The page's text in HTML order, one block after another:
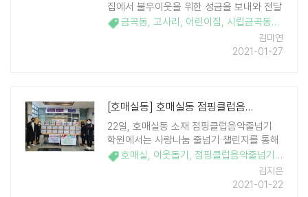
집에서 불우이웃을 위한 성금을 보내와 전달
식을 개최했다. 시립금곡동어린이집 (원장
한성숙), 시립모아1 어린이집 (원장 최은아) ,
금곡동, 고사리 , 어린이집, 시립금곡동어린이집
김미연
2021-01-27
[호매실동] 호매실동 점핑클럽음악줄넘기 학원, 라면 20박스 기부
22일, 호매실동 소재 점핑클럽음악줄넘기
학원에서는 사랑나눔 줄넘기 챌린지를 통해
모은 라면 20박스를 호매실동행정복지센터
에 기탁하였다. 이번 챌린지는 아이들이 집
에서 줄넘기 운동을 하는 영상을 찍어 보내
호매실, 이웃돕기 , 점핑클럽음악줄넘기 ,줄넘기
김지은
2021-01-22